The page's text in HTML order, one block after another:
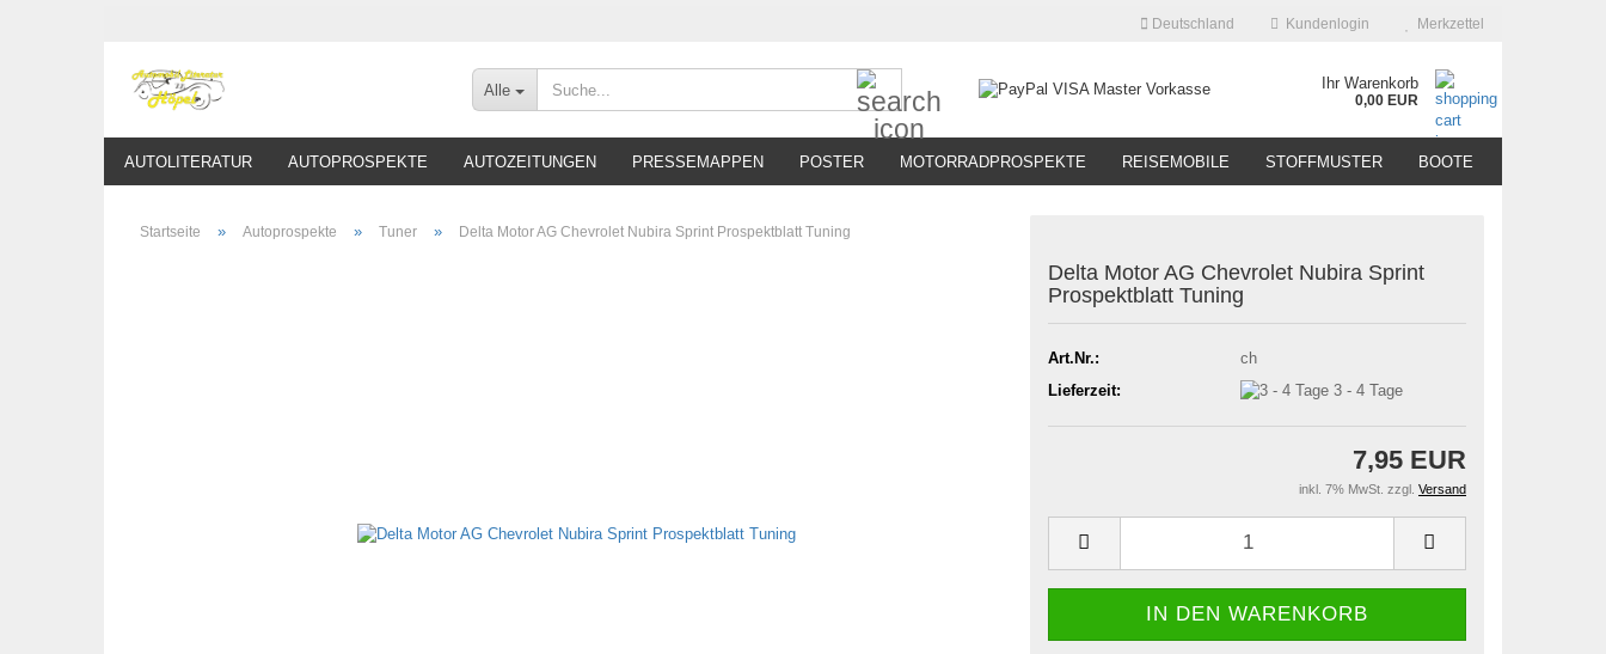
Deutschland Kundenlogin Merkzettel
Alle Ihr Warenkorb
0,00 EUR
AUTOLITERATUR AUTOPROSPEKTE AUTOZEITUNGEN PRESSEMAPPEN POSTER MOTORRADPROSPEKTE REISEMOBILE STOFFMUSTER BOOTE
Startseite » Autoprospekte » Tuner » Delta Motor AG Chevrolet Nubira Sprint Prospektblatt Tuning
Delta Motor AG Chevrolet Nubira Sprint
Prospektblatt Tuning
Art.Nr.:
ch
Lieferzeit:
3 - 4 Tage
7,95 EUR
inkl. 7% MwSt. zzgl. Versand